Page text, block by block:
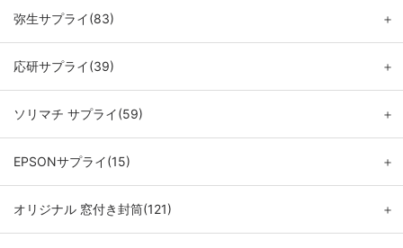
弥生サプライ(83) ＋
応研サプライ(39) ＋
ソリマチ サプライ(59) ＋
EPSONサプライ(15) ＋
オリジナル 窓付き封筒(121) ＋